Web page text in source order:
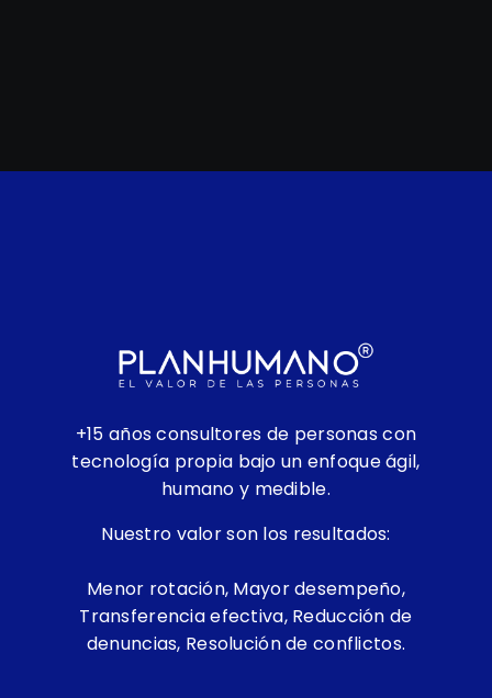
+15 años consultores de personascon
tecnología propia bajo un enfoque ágil,
humano y medible.
Nuestro valor son los resultados:
Menor rotación, Mayor desempeño,
Transferencia efectiva, Reducción de
denuncias, Resolución de conflictos.